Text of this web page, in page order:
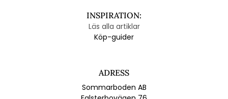
INSPIRATION:
Läs alla artiklar
Köp-guider
ADRESS
Sommarboden AB